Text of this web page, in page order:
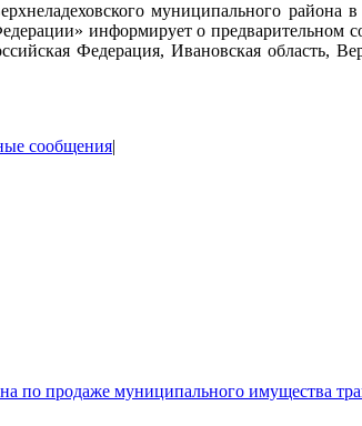
муниципального района
информирует о предварительном
Федерация, Ивановская область,
сообщения|
муниципального имущества